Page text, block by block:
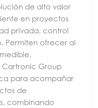
de alto valor
en proyectos
privada, control
Permiten ofrecer al
Cartronic Group
para acompañar
de
combinando